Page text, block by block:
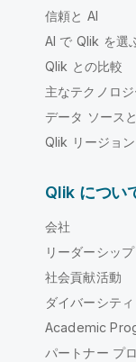
信頼と AI
AI で Qlik を選
Qlik との比較
主なテクノロ
データ ソース
Qlik リージョン
Qlik につい
会社
リーダーシップ
社会貢献活動
ダイバーシティ
Academic
パートナー プ